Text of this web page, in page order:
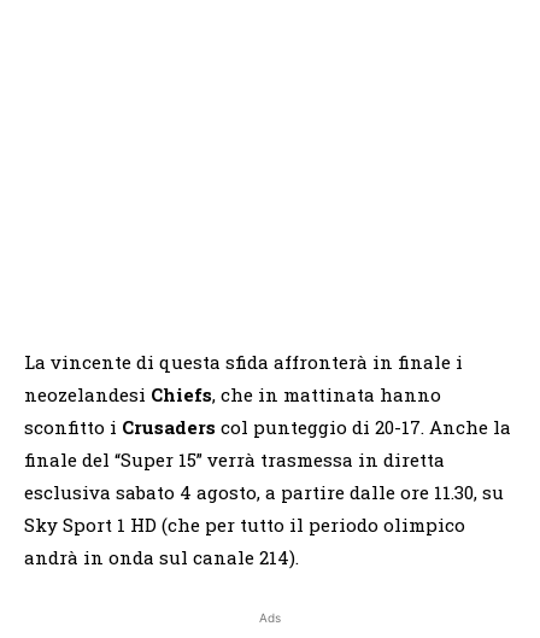
La vincente di questa sfida affronterà in finale i
neozelandesi Chiefs, che in mattinata hanno
sconfitto i Crusaders col punteggio di 20-17. Anche la
finale del “Super 15” verrà trasmessa in diretta
esclusiva sabato 4 agosto, a partire dalle ore 11.30, su
Sky Sport 1 HD (che per tutto il periodo olimpico
andrà in onda sul canale 214).
Ads